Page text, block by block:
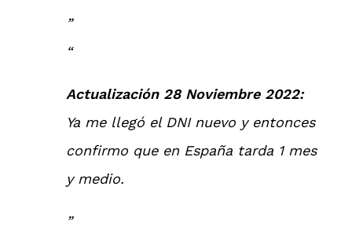
Actualización 28 Noviembre 2022:
Ya me llegó el DNI nuevo y entonces
confirmo que en España tarda 1 mes
y medio.